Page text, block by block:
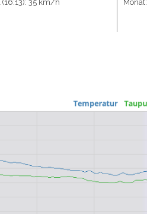
(16:13): 35 km/h
Monat: